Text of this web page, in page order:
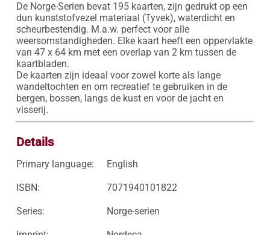
De Norge-Serien bevat 195 kaarten, zijn gedrukt op een
dun kunststofvezel materiaal (Tyvek), waterdicht en
scheurbestendig. M.a.w. perfect voor alle
weersomstandigheden. Elke kaart heeft een oppervlakte
van 47 x 64 km met een overlap van 2 km tussen de
kaartbladen.
De kaarten zijn ideaal voor zowel korte als lange
wandeltochten en om recreatief te gebruiken in de
bergen, bossen, langs de kust en voor de jacht en
visserij.
Details
Primary language: English
ISBN: 7071940101822
Series: Norge-serien